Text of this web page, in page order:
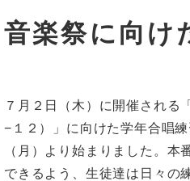
音楽祭に向け
７月２日（木）に開催される
−１２）」に向けた学年合唱
（月）より始まりました。本
できるよう、生徒達は日々の